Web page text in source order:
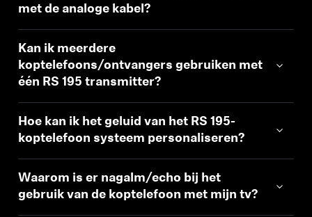
met de analoge kabel?
Kan ik meerdere
koptelefoons/ontvangers gebruiken met
één RS 195 transmitter?
Hoe kan ik het geluid van het RS 195-
koptelefoon systeem personaliseren?
Waarom is er nagalm/echo bij het
gebruik van de koptelefoon met mijn tv?